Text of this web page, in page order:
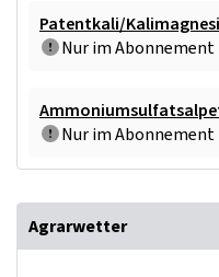
Patentkali/
Nur im Abonnement
Nur im Abonnement
Agrarwetter